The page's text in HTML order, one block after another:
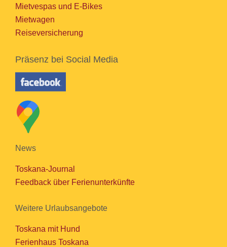
Mietvespas und E-Bikes
Mietwagen
Reiseversicherung
Präsenz bei Social Media
News
Toskana-Journal
Feedback über Ferienunterkünfte
Weitere Urlaubsangebote
Toskana mit Hund
Ferienhaus Toskana